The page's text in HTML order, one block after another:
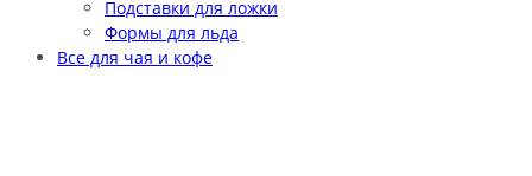
Подставки для ложки
Формы для льда
Все для чая и кофе